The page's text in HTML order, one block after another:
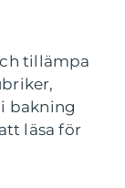
tillämpa
bakning
läsa för